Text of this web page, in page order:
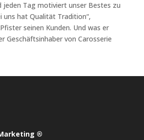
jeden Tag motiviert unser Bestes zu
uns hat Qualität Tradition“,
seinen Kunden. Und was er
Geschäftsinhaber von Carosserie
®